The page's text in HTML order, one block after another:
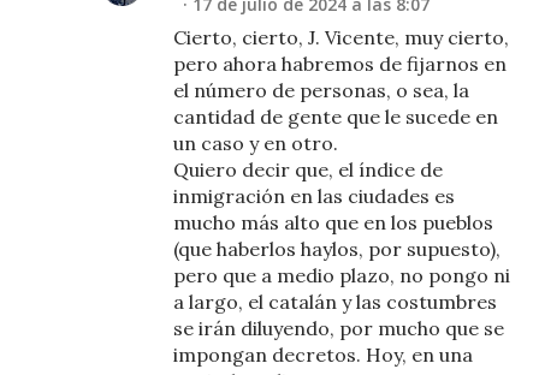
Cierto, cierto, J. Vicente, muy cierto,
pero ahora habremos de fijarnos en
el número de personas, o sea, la
cantidad de gente que le sucede en
un caso y en otro.
Quiero decir que, el índice de
inmigración en las ciudades es
mucho más alto que en los pueblos
(que haberlos haylos, por supuesto),
pero que a medio plazo, no pongo ni
a largo, el catalán y las costumbres
se irán diluyendo, por mucho que se
impongan decretos. Hoy, en una